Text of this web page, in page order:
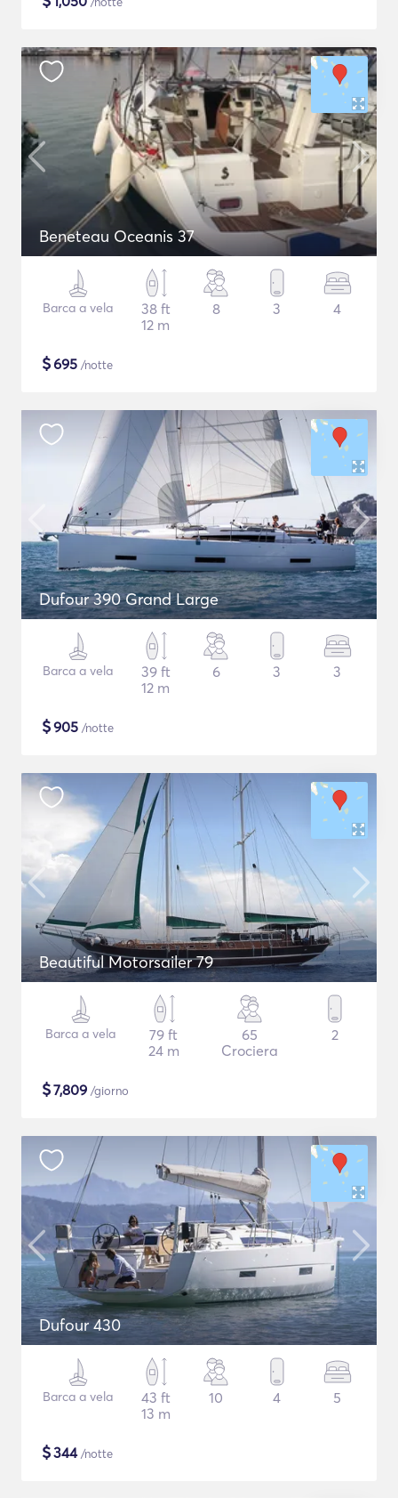
Beneteau Oceanis 37
Barca a vela
38 ft
12 m
8 3 4
$695 /notte
Dufour 390 Grand Large
Barca a vela
39 ft
12 m
6 3 3
$905 /notte
Beautiful Motorsailer 79
Barca a vela
79 ft
24 m
65
Crociera
2
$7,809 /giorno
Dufour 430
Barca a vela
43 ft
13 m
10 4 5
$344/notte